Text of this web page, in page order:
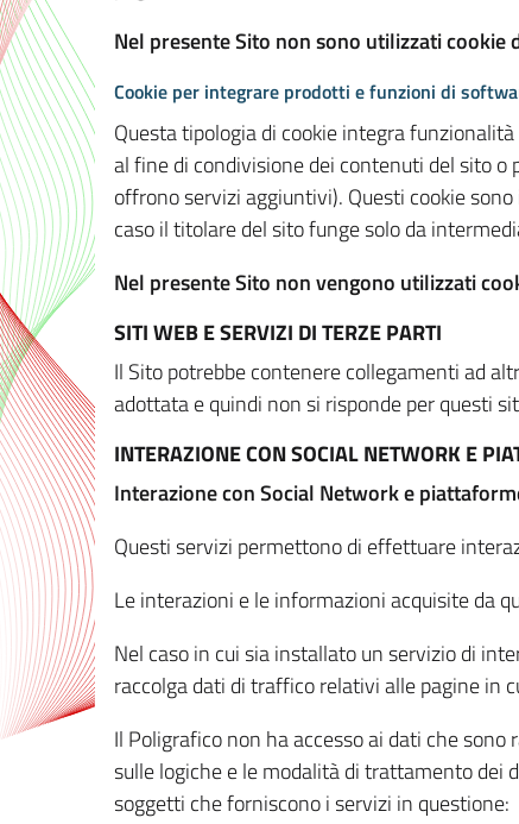
Nel presente Sito non sono utilizzati cookie
Cookie per integrare prodotti e funzioni di
Questa tipologia di cookie integra
al fine di condivisione dei contenuti del sito
offrono servizi aggiuntivi). Questi cookie
caso il titolare del sito funge solo da
Nel presente Sito non vengono utilizzati
SITI WEB E SERVIZI DI TERZE PARTI
Il Sito potrebbe contenere collegamenti ad
adottata e quindi non si risponde per questi
INTERAZIONE CON SOCIAL NETWORK E
Interazione con Social Network e
Questi servizi permettono di effettuare
Le interazioni e le informazioni acquisite da
Nel caso in cui sia installato un servizio di
raccolga dati di traffico relativi alle pagine in
Il Poligrafico non ha accesso ai dati che
sulle logiche e le modalità di trattamento
soggetti che forniscono i servizi in questione: